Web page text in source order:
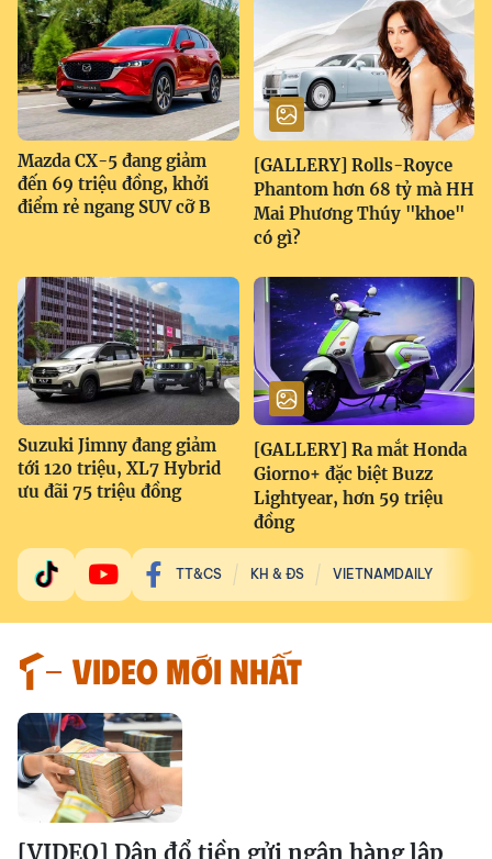
Mazda CX-5 đang giảm
đến 69 triệu đồng, khởi
điểm rẻ ngang SUV cỡ B
[GALLERY] Rolls-Royce
Phantom hơn 68 tỷ mà HH
Mai Phương Thúy "khoe"
có gì?
Suzuki Jimny đang giảm
tới 120 triệu, XL7 Hybrid
ưu đãi 75 triệu đồng
[GALLERY] Ra mắt Honda
Giorno+ đặc biệt Buzz
Lightyear, hơn 59 triệu
đồng
TT&CS KH & ĐS VIETNAMDAILY
VIDEO MỚI NHẤT
[VIDEO] Dân đổ tiền gửi ngân hàng lập